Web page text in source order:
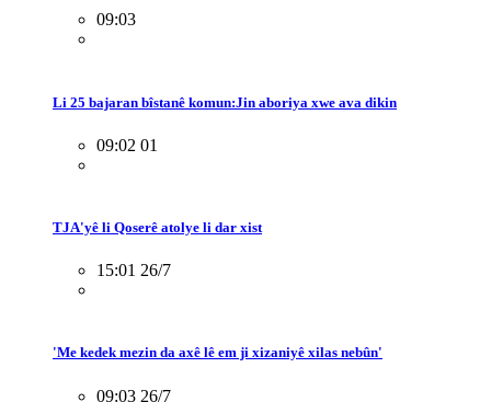
09:03
Li 25 bajaran bîstanê komun:Jin aboriya xwe ava dikin
09:02 01
TJA'yê li Qoserê atolye li dar xist
15:01 26/7
'Me kedek mezin da axê lê em ji xizaniyê xilas nebûn'
09:03 26/7